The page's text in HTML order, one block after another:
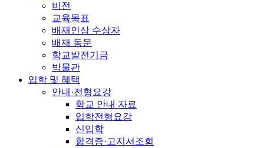
비전
교육목표
배재인상 수상자
배재 동문
학교발전기금
박물관
입학 및 혜택
안내·전형요강
학교 안내 자료
입학전형요강
신입학
합격증·고지서조회